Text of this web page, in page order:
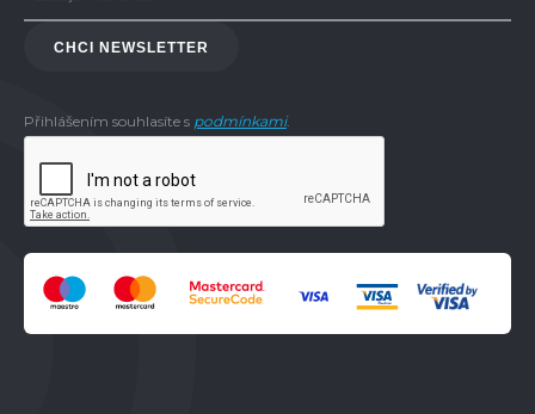
CHCI NEWSLETTER
Přihlášením souhlasíte s podmínkami.